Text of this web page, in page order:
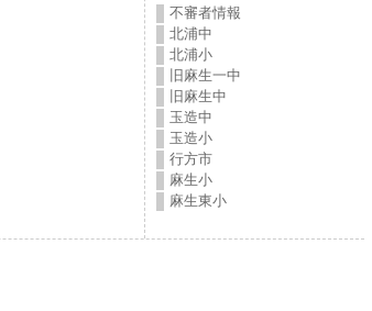
不審者情報
北浦中
北浦小
旧麻生一中
旧麻生中
玉造中
玉造小
行方市
麻生小
麻生東小